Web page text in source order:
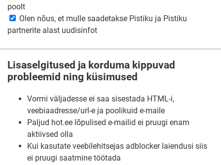
poolt
Olen nõus, et mulle saadetakse Pistiku ja Pistiku
partnerite alast uudisinfot
Lisaselgitused ja korduma kippuvad
probleemid ning küsimused
Vormi väljadesse ei saa sisestada HTML-i,
veebiaadresse/url-e ja poolikuid e-maile
Paljud hot.ee lõpulised e-mailid ei pruugi enam
aktiivsed olla
Kui kasutate veebilehitsejas adblocker laiendusi siis
ei pruugi saatmine töötada